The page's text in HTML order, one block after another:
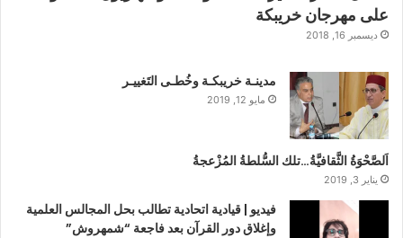
على مهرجان خريبكة
ديسمبر 16, 2018
مدينـة خريبكـة وخُطـى التَغييـر
مايو 12, 2019
اَلصَّحْوَةُ الثَّقافيَّةُ…تلك السُّلطةُ المُزْعجةُ
يناير 3, 2019
فيديو | قيادية اتحادية تطالب بحل المجالس العلمية
وإغلاق دور القرآن بعد فاجعة “شمهروش”